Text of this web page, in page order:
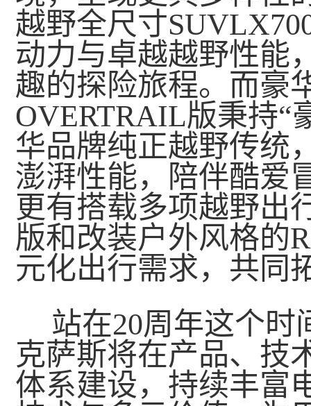
越野全尺寸
动力与卓越越野性能
趣的探险旅程。而豪
OVERTRAIL版秉持“
华品牌纯正越野传统
澎湃性能，陪伴酷爱
更有搭载多项越野出
版和改装户外风格的
元化出行需求，共同
站在20周年这个时
克萨斯将在产品、技
体系建设，持续丰富